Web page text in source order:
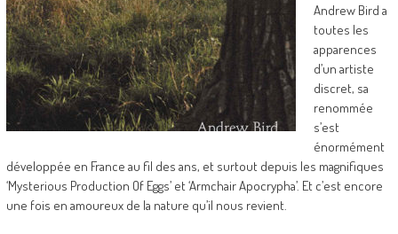
Andrew Bird a
toutes les
apparences
d’un artiste
discret, sa
renommée
s’est
énormément
développée en France au fil des ans, et surtout depuis les magnifiques
‘Mysterious Production Of Eggs’ et ‘Armchair Apocrypha’. Et c’est encore
une fois en amoureux de la nature qu’il nous revient.